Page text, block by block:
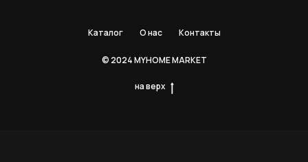
Каталог О нас Контакты
© 2024 MYHOME MARKET
на верх